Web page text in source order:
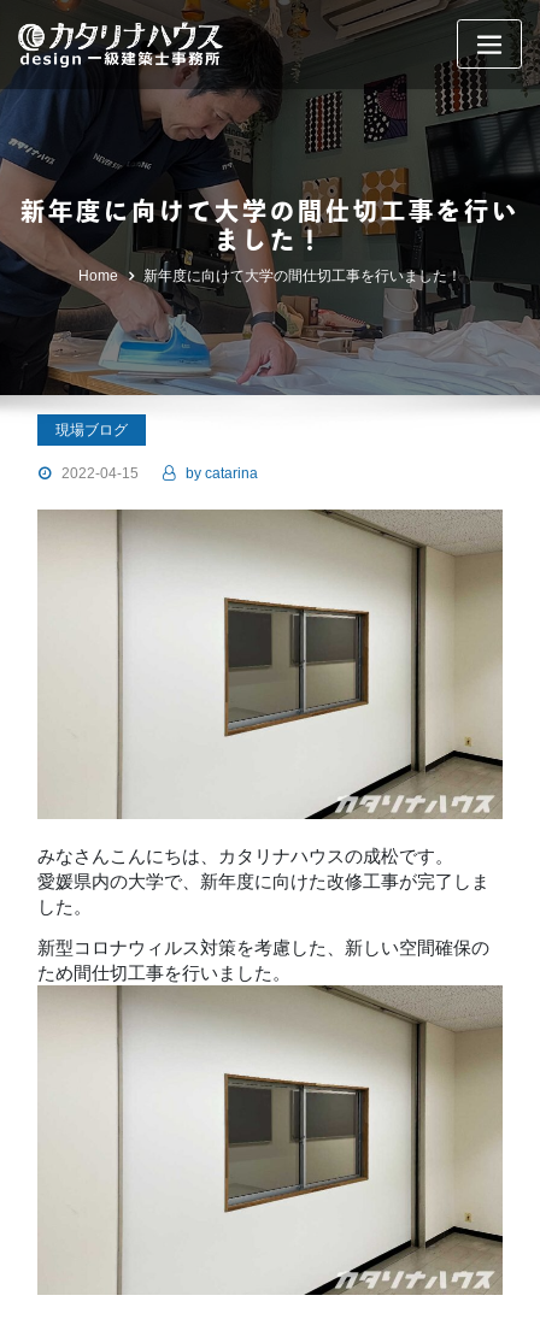
content
新年度に向けて大学の間仕切工事を行い
ました！
Home 新年度に向けて大学の間仕切工事を行いました！
現場ブログ
2022-04-15 by catarina
みなさんこんにちは、カタリナハウスの成松です。
愛媛県内の大学で、新年度に向けた改修工事が完了しま
した。
新型コロナウィルス対策を考慮した、新しい空間確保の
ため間仕切工事を行いました。